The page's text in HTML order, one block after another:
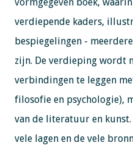
verdiepende kaders,
bespiegelingen -
zijn. De verdieping wordt
verbindingen te leggen
filosofie en psychologie),
van de literatuur en
vele lagen en de vele